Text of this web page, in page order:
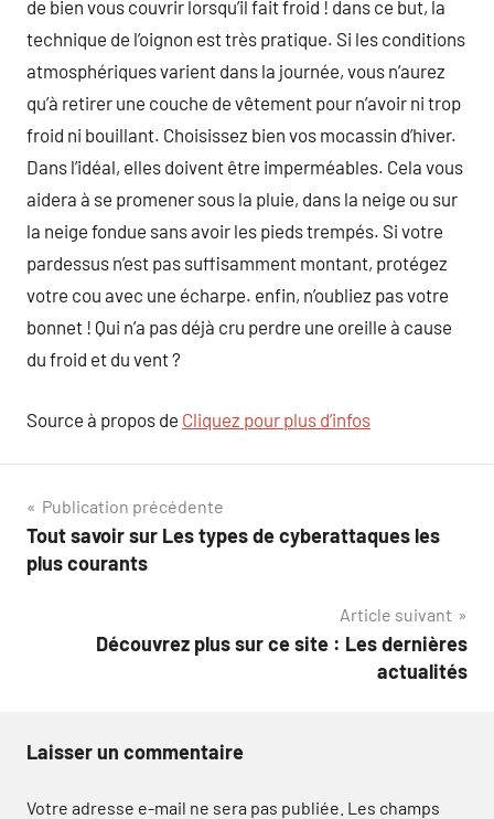
de bien vous couvrir lorsqu’il fait froid ! dans ce but, la
technique de l’oignon est très pratique. Si les conditions
atmosphériques varient dans la journée, vous n’aurez
qu’à retirer une couche de vêtement pour n’avoir ni trop
froid ni bouillant. Choisissez bien vos mocassin d’hiver.
Dans l’idéal, elles doivent être imperméables. Cela vous
aidera à se promener sous la pluie, dans la neige ou sur
la neige fondue sans avoir les pieds trempés. Si votre
pardessus n’est pas suffisamment montant, protégez
votre cou avec une écharpe. enfin, n’oubliez pas votre
bonnet ! Qui n’a pas déjà cru perdre une oreille à cause
du froid et du vent ?
Source à propos de Cliquez pour plus d’infos
Navigation
de
Publication précédente
Tout savoir sur Les types de cyberattaques les
plus courants
Article suivant
Découvrez plus sur ce site : Les dernières
actualités
Laisser un commentaire
Votre adresse e-mail ne sera pas publiée. Les champs